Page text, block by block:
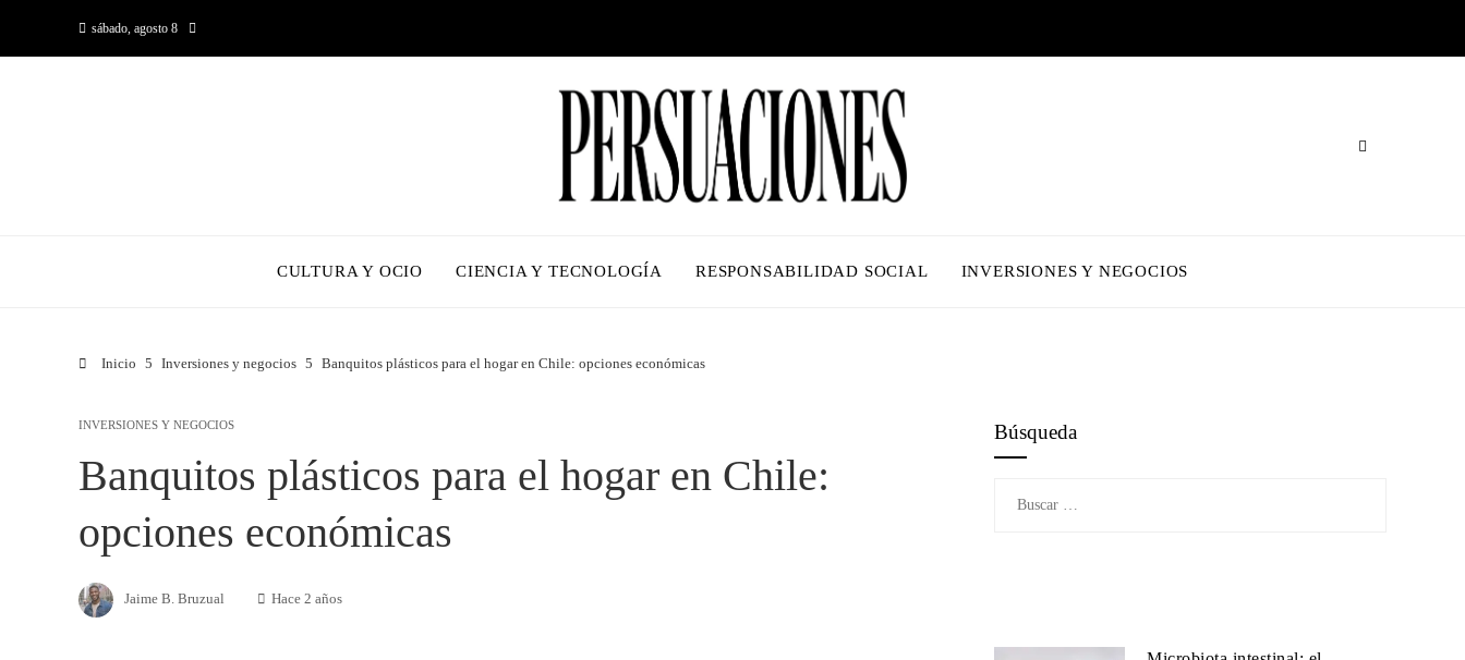
sábado, agosto 8
CULTURA Y OCIO CIENCIA Y TECNOLOGÍA RESPONSABILIDAD SOCIAL INVERSIONES Y NEGOCIOS
Inicio Inversiones y negocios Banquitos plásticos para el hogar en Chile: opciones económicas
INVERSIONES Y NEGOCIOS
Banquitos plásticos para el hogar en Chile:
opciones económicas
Jaime B. Bruzual Hace 2 años
Búsqueda